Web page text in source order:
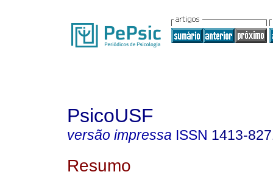
PsicoUSF
versão impressa ISSN 1413-
Resumo